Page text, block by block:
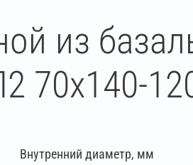
из
70х140-
Внутренний диаметр, мм